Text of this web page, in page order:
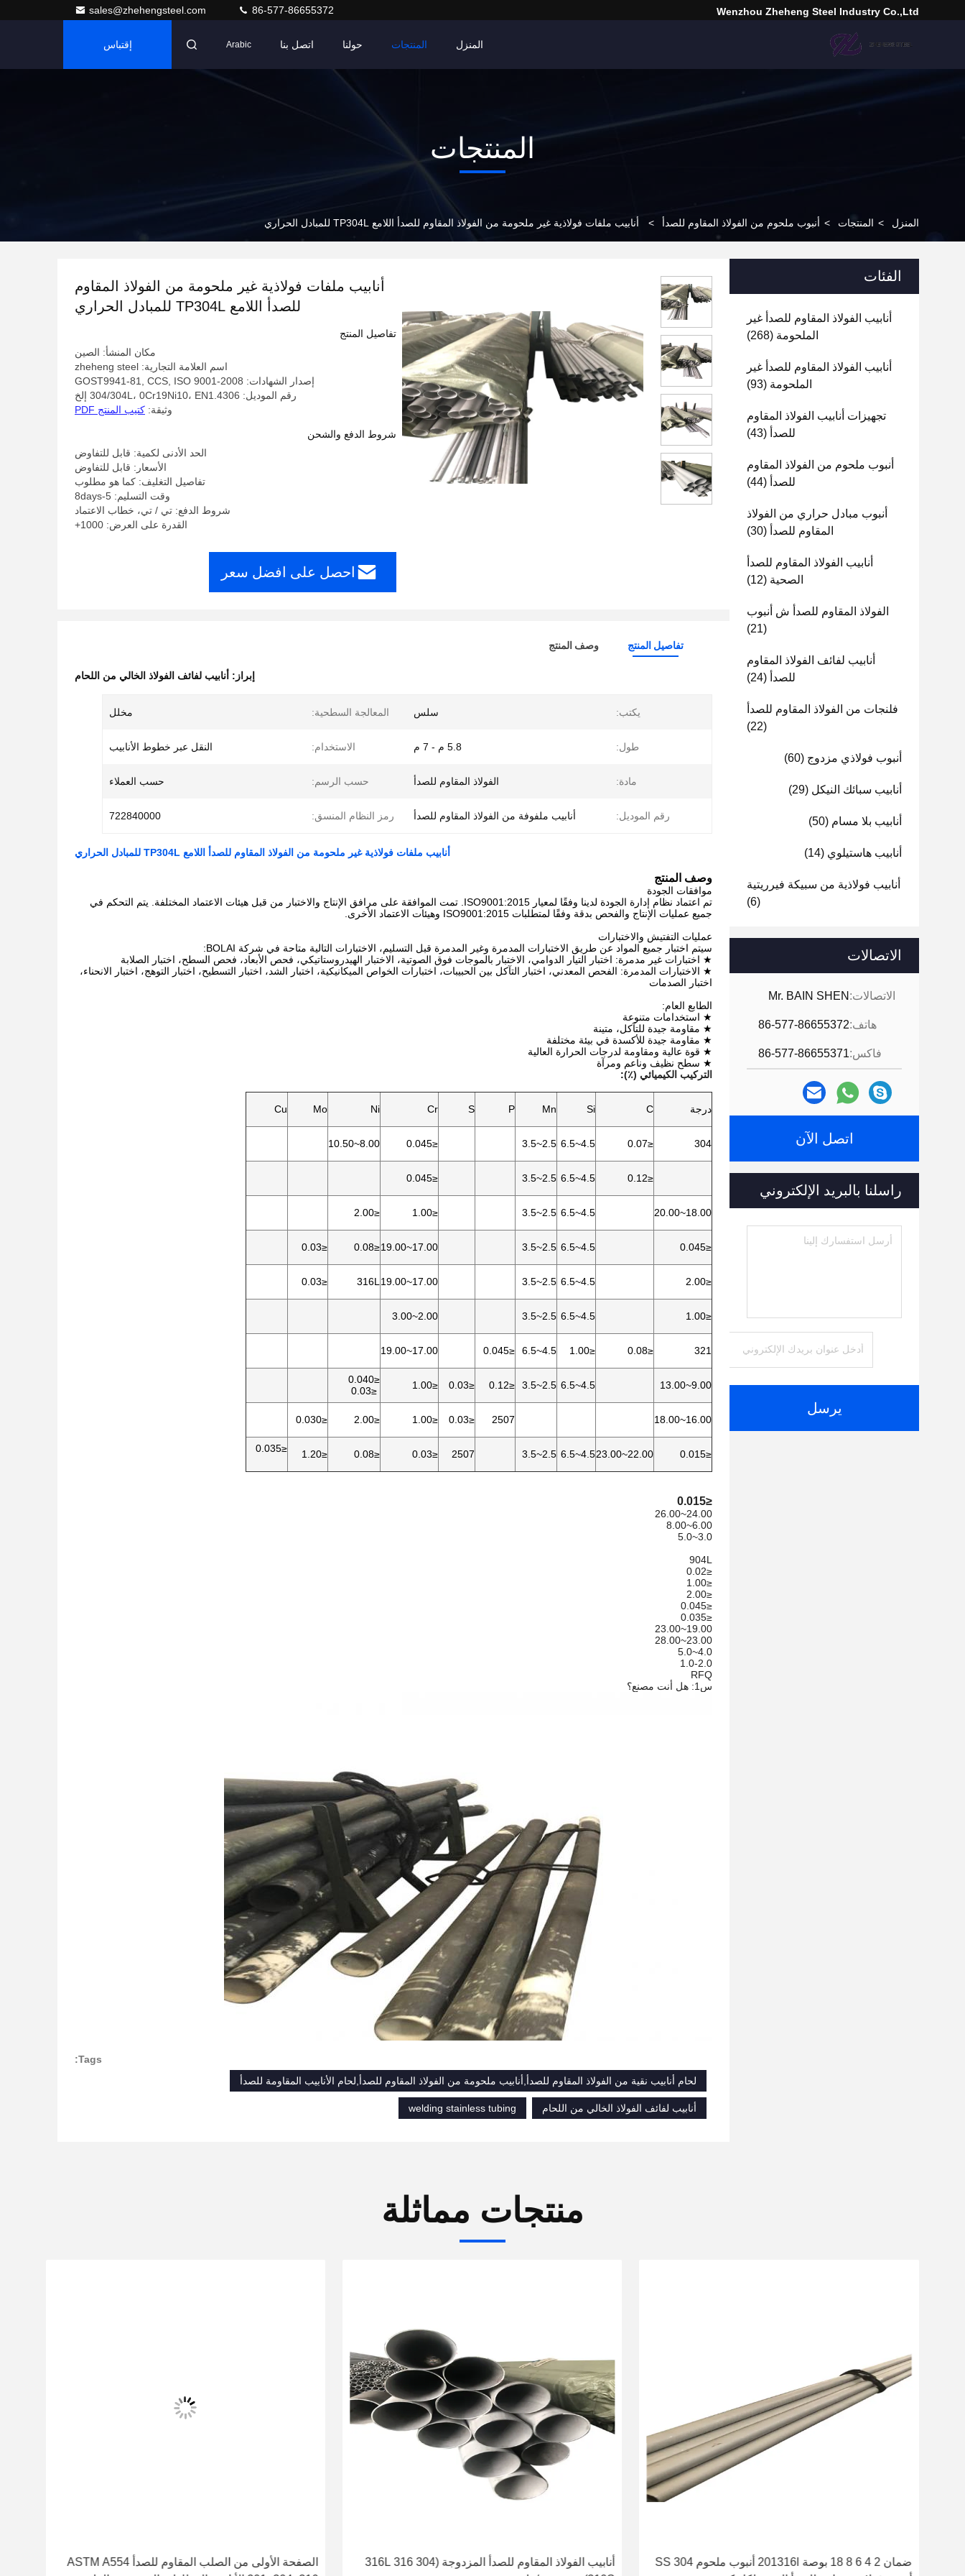
Wenzhou Zheheng Steel Industry Co.,Ltd
sales@zhehengsteel.com 86-577-86655372
المنزل المنتجات حولنا اتصل بنا Arabic إقتباس
المنتجات
المنزل > المنتجات > أنبوب ملحوم من الفولاذ المقاوم للصدأ > أنابيب ملفات فولاذية غير ملحومة من الفولاذ المقاوم للصدأ اللامع TP304L للمبادل الحراري
الفئات
أنابيب الفولاذ المقاوم للصدأ غير
الملحومة (268)
أنابيب الفولاذ المقاوم للصدأ غير
الملحومة (93)
تجهيزات أنابيب الفولاذ المقاوم
للصدأ (43)
أنبوب ملحوم من الفولاذ المقاوم
للصدأ (44)
أنبوب مبادل حراري من الفولاذ
المقاوم للصدأ (30)
أنابيب الفولاذ المقاوم للصدأ
الصحية (12)
الفولاذ المقاوم للصدأ ش أنبوب
(21)
أنابيب لفائف الفولاذ المقاوم
للصدأ (24)
فلنجات من الفولاذ المقاوم للصدأ
(22)
أنبوب فولاذي مزدوج (60)
أنابيب سبائك النيكل (29)
أنابيب بلا مسام (50)
أنابيب هاستيلوي (14)
أنابيب فولاذية من سبيكة فيرريتية
(6)
الاتصالات
الاتصالات: Mr. BAIN SHEN
هاتف:86-577-86655372
فاكس:86-577-86655371
اتصل الآن
راسلنا بالبريد الإلكتروني
يرسل
أنابيب ملفات فولاذية غير ملحومة من الفولاذ المقاوم
للصدأ اللامع TP304L للمبادل الحراري
تفاصيل المنتج
مكان المنشأ: الصين
اسم العلامة التجارية: zheheng steel
إصدار الشهادات: GOST9941-81, CCS, ISO 9001-2008
رقم الموديل: 304/304L، 0Cr19Ni10، EN1.4306 إلخ
وثيقة: كتيب المنتج PDF
شروط الدفع والشحن
الحد الأدنى لكمية: قابل للتفاوض
الأسعار: قابل للتفاوض
تفاصيل التغليف: كما هو مطلوب
وقت التسليم: 5-8days
شروط الدفع: تي / تي، خطاب الاعتماد
القدرة على العرض: 1000+
احصل على افضل سعر
تفاصيل المنتج وصف المنتج
إبراز: أنابيب لفائف الفولاذ الخالي من اللحام
يكتب: سلس المعالجة السطحية: مخلل
طول: 5.8 م - 7 م الاستخدام: النقل عبر خطوط الأنابيب
مادة: الفولاذ المقاوم للصدأ حسب الرسم: حسب العملاء
رقم الموديل: أنابيب ملفوفة من الفولاذ المقاوم للصدأ رمز النظام المنسق: 722840000
أنابيب ملفات فولاذية غير ملحومة من الفولاذ المقاوم للصدأ اللامع TP304L للمبادل الحراري
وصف المنتج
موافقات الجودة
تم اعتماد نظام إدارة الجودة لدينا وفقًا لمعيار ISO9001:2015. تمت الموافقة على مرافق الإنتاج والاختبار من قبل هيئات الاعتماد المختلفة. يتم التحكم في
جميع عمليات الإنتاج والفحص بدقة وفقًا لمتطلبات ISO9001:2015 وهيئات الاعتماد الأخرى.
عمليات التفتيش والاختبارات
سيتم اختبار جميع المواد عن طريق الاختبارات المدمرة وغير المدمرة قبل التسليم، الاختبارات التالية متاحة في شركة BOLAI:
★ اختبارات غير مدمرة: اختبار التيار الدوامي، الاختبار بالموجات فوق الصوتية، الاختبار الهيدروستاتيكي، فحص الأبعاد، فحص السطح، اختبار الصلابة
★ الاختبارات المدمرة: الفحص المعدني، اختبار التآكل بين الحبيبات، اختبارات الخواص الميكانيكية، اختبار الشد، اختبار التسطيح، اختبار التوهج، اختبار الانحناء،
اختبار الصدمات
الطابع العام:
★ استخدامات متنوعة
★ مقاومة جيدة للتآكل، متينة
★ مقاومة جيدة للأكسدة في بيئة مختلفة
★ قوة عالية ومقاومة لدرجات الحرارة العالية
★ سطح نظيف وناعم ومرآة
التركيب الكيميائي (٪):
درجة C
Si
Mn
P
S
Cr
Ni
Mo
Cu
304
≤0.07
4.5~6.5
2.5~3.5
≤0.045
8.00~10.50
≤0.12
4.5~6.5
2.5~3.5
≤0.045
18.00~20.00
4.5~6.5
2.5~3.5
≤1.00
≤2.00
≤0.045
4.5~6.5
2.5~3.5
17.00~19.00
≤0.08
≤0.03
≤2.00
4.5~6.5
2.5~3.5
17.00~19.00
316L
≤0.03
≤1.00
4.5~6.5
2.5~3.5
2.00~3.00
321
≤0.08
≤1.00
4.5~6.5
≤0.045
17.00~19.00
9.00~13.00
4.5~6.5
2.5~3.5
≤0.12
≤0.03
≤1.00
≤0.040
≤0.03
16.00~18.00
2507
≤0.03
≤1.00
≤2.00
≤0.030
≤0.015
22.00~23.00
4.5~6.5
2.5~3.5
2507
≤0.03
≤0.08
≤1.20
≤0.035
≤0.015
24.00~26.00
6.00~8.00
3.0~5.0
904L
≤0.02
≤1.00
≤2.00
≤0.045
≤0.035
19.00~23.00
23.00~28.00
4.0~5.0
1.0-2.0
RFQ
س1: هل أنت مصنع؟
Tags:
لحام أنابيب نقية من الفولاذ المقاوم للصدأ,أنابيب ملحومة من الفولاذ المقاوم للصدأ,لحام الأنابيب المقاومة للصدأ
أنابيب لفائف الفولاذ الخالي من اللحام welding stainless tubing
منتجات مماثلة
ضمان 2 4 6 8 18 بوصة 201316l أنبوب ملحوم SS 304
أنابيب الفولاذ المقاوم للصدأ المزدوجة (304 316 316L
الصفحة الأولى من الصلب المقاوم للصدأ ASTM A554